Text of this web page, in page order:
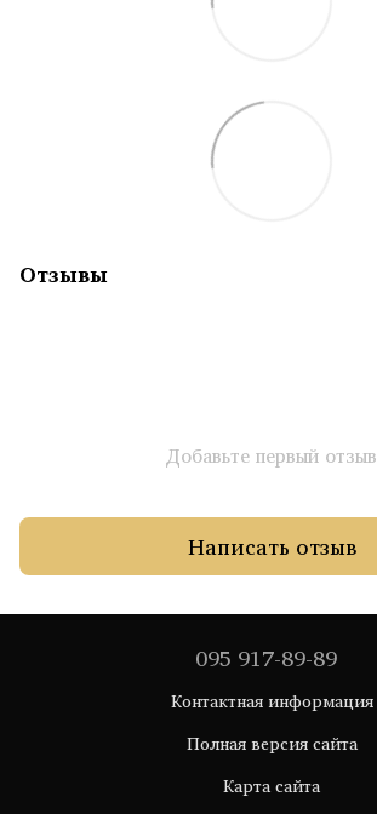
Отзывы
Добавьте первый отзыв
Написать отзыв
095 917-89-89
Контактная информация
Полная версия сайта
Карта сайта